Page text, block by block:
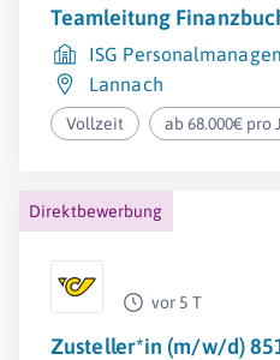
Teamleitung
ISG
Lannach
Vollzeit ab 68.000€ pro
Direktbewerbung
vor 5 T
Zusteller*in (m/w/d)